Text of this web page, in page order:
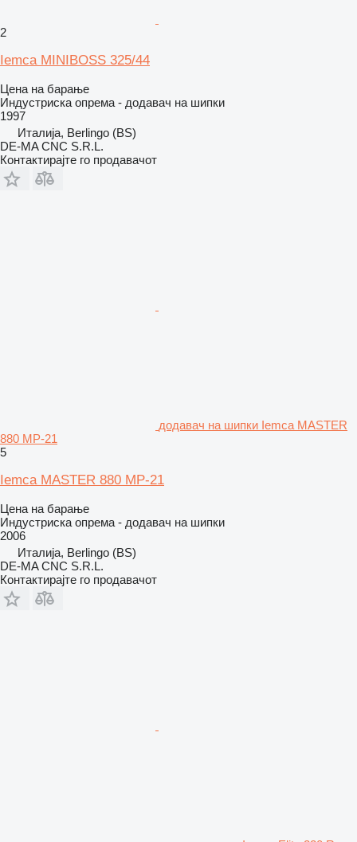
2
Iemca MINIBOSS 325/44
Цена на барање
Индустриска опрема - додавач на шипки
1997
Италија, Berlingo (BS)
DE-MA CNC S.R.L.
Контактирајте го продавачот
додавач на шипки Iemca MASTER
880 MP-21
5
Iemca MASTER 880 MP-21
Цена на барање
Индустриска опрема - додавач на шипки
2006
Италија, Berlingo (BS)
DE-MA CNC S.R.L.
Контактирајте го продавачот